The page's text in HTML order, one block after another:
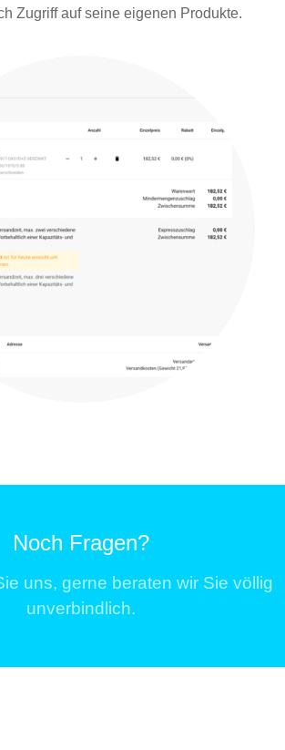
Zugriff auf seine eigenen Produkte.
Noch Fragen?
uns, gerne beraten wir Sie völlig
unverbindlich.